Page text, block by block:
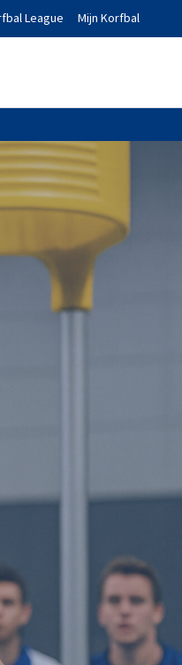
League Mijn Korfbal